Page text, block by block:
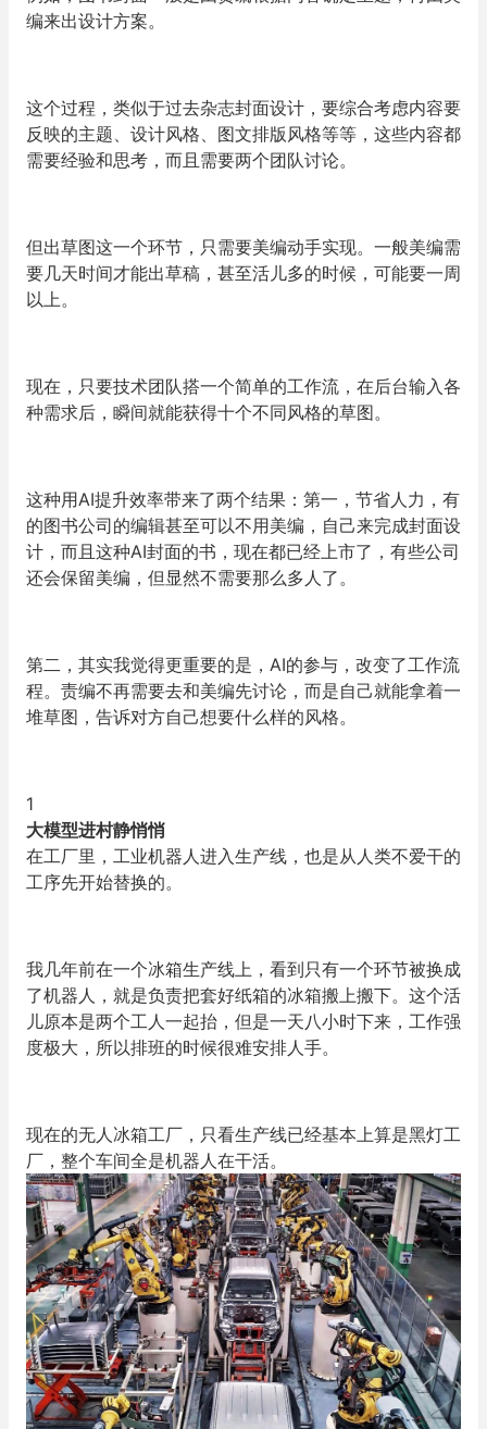
编来出设计方案。
这个过程，类似于过去杂志封面设计，要综合考虑内容要
反映的主题、设计风格、图文排版风格等等，这些内容都
需要经验和思考，而且需要两个团队讨论。
但出草图这一个环节，只需要美编动手实现。一般美编需
要几天时间才能出草稿，甚至活儿多的时候，可能要一周
以上。
现在，只要技术团队搭一个简单的工作流，在后台输入各
种需求后，瞬间就能获得十个不同风格的草图。
这种用AI提升效率带来了两个结果：第一，节省人力，有
的图书公司的编辑甚至可以不用美编，自己来完成封面设
计，而且这种AI封面的书，现在都已经上市了，有些公司
还会保留美编，但显然不需要那么多人了。
第二，其实我觉得更重要的是，AI的参与，改变了工作流
程。责编不再需要去和美编先讨论，而是自己就能拿着一
堆草图，告诉对方自己想要什么样的风格。
1
大模型进村静悄悄
在工厂里，工业机器人进入生产线，也是从人类不爱干的
工序先开始替换的。
我几年前在一个冰箱生产线上，看到只有一个环节被换成
了机器人，就是负责把套好纸箱的冰箱搬上搬下。这个活
儿原本是两个工人一起抬，但是一天八小时下来，工作强
度极大，所以排班的时候很难安排人手。
现在的无人冰箱工厂，只看生产线已经基本上算是黑灯工
厂，整个车间全是机器人在干活。